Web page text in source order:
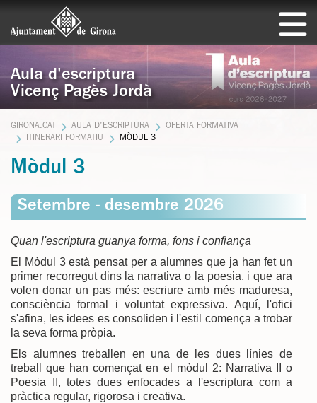
Aula d'escriptura
Vicenç Pagès Jordà
GIRONA.CAT AULA D'ESCRIPTURA
OFERTA FORMATIVA
ITINERARI FORMATIU
MÒDUL 3
Mòdul 3
Setembre - desembre 2026
Quan l'escriptura guanya forma, fons i confiança
El Mòdul 3 està pensat per a alumnes que ja han fet un
primer recorregut dins la narrativa o la poesia, i que ara
volen donar un pas més: escriure amb més maduresa,
consciència formal i voluntat expressiva. Aquí, l'ofici
s'afina, les idees es consoliden i l'estil comença a trobar
la seva forma pròpia.
Els alumnes treballen en una de les dues línies de
treball que han començat en el mòdul 2: Narrativa II o
Poesia II, totes dues enfocades a l'escriptura com a
pràctica regular, rigorosa i creativa.